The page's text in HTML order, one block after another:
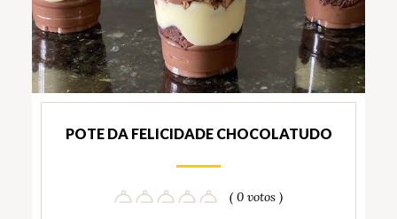
POTE DA FELICIDADE CHOCOLATUDO
( 0 votos )